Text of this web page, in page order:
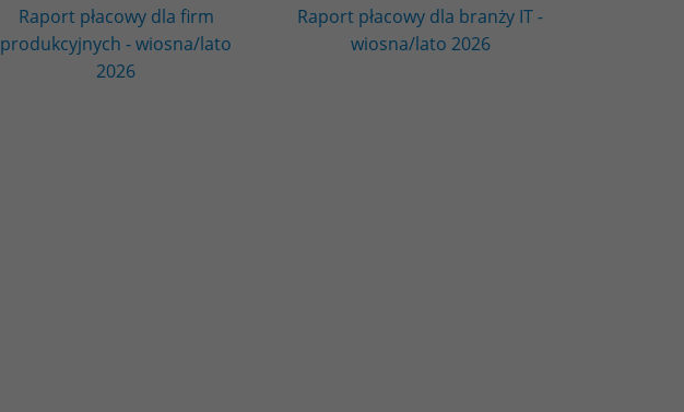
Raport płacowy dla firm
produkcyjnych - wiosna/lato
2026
Raport płacowy dla branży IT -
wiosna/lato 2026